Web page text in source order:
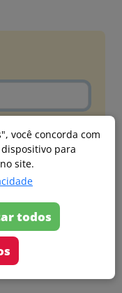
você concorda com
para
site.
todos
minha senha